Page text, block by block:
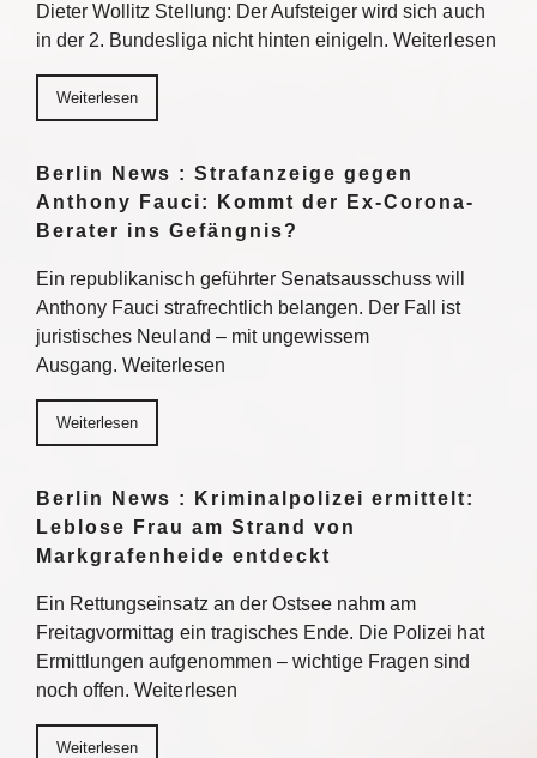
Dieter Wollitz Stellung: Der Aufsteiger wird sich auch
in der 2. Bundesliga nicht hinten einigeln. Weiterlesen
Weiterlesen
Berlin News : Strafanzeige gegen
Anthony Fauci: Kommt der Ex-Corona-
Berater ins Gefängnis?
Ein republikanisch geführter Senatsausschuss will
Anthony Fauci strafrechtlich belangen. Der Fall ist
juristisches Neuland – mit ungewissem
Ausgang. Weiterlesen
Weiterlesen
Berlin News : Kriminalpolizei ermittelt:
Leblose Frau am Strand von
Markgrafenheide entdeckt
Ein Rettungseinsatz an der Ostsee nahm am
Freitagvormittag ein tragisches Ende. Die Polizei hat
Ermittlungen aufgenommen – wichtige Fragen sind
noch offen. Weiterlesen
Weiterlesen